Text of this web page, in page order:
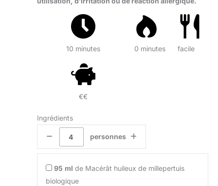
10 minutes 0 minutes facile
€€
Ingrédients
personnes
95 ml de Macérât huileux de millepertuis
biologique